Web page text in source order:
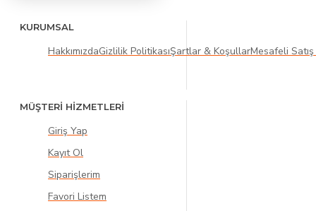
KURUMSAL
HakkımızdaGizlilik PolitikasıŞartlar & KoşullarMesafeli
MÜŞTERİ HİZMETLERİ
Giriş Yap
Kayıt Ol
Siparişlerim
Favori Listem